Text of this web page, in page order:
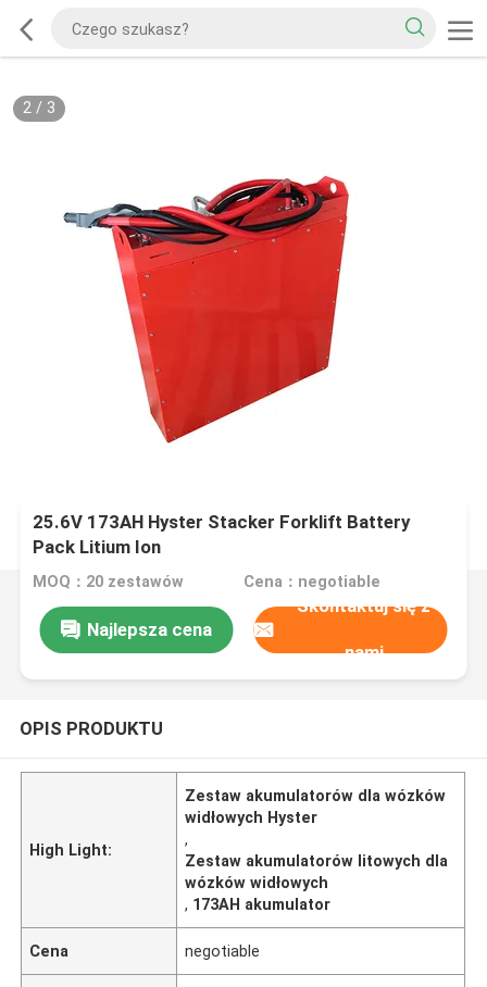
2/ 3
25.6V 173AH Hyster Stacker Forklift Battery
Pack Litium Ion
MOQ：20 zestawów Cena：negotiable
Najlepsza cena
Skontaktuj się z
nami
OPIS PRODUKTU
High Light:
Zestaw akumulatorów dla wózków
widłowych Hyster
,
Zestaw akumulatorów litowych dla
wózków widłowych
, 173AH akumulator
Cena negotiable